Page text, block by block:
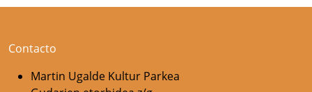
Contacto
Martin Ugalde Kultur Parkea